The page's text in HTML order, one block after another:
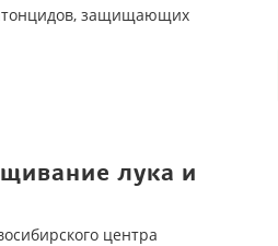
защищающих
лука и
центра